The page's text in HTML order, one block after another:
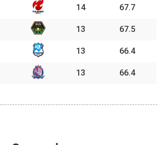
14 67.7
13 67.5
13 66.4
13 66.4